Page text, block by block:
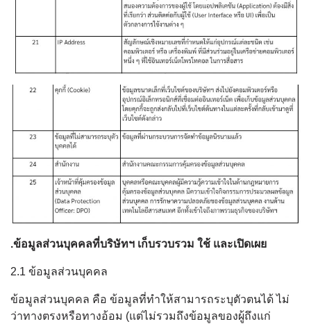
.ข้อมูลส่วนบุคคลที่บริษัทฯ เก็บรวบรวม ใช้ และเปิดเผย
2.1 ข้อมูลส่วนบุคคล
ข้อมูลส่วนบุคคล คือ ข้อมูลที่ทำให้สามารถระบุตัวตนได้ ไม่
ว่าทางตรงหรือทางอ้อม (แต่ไม่รวมถึงข้อมูลของผู้ถึงแก่